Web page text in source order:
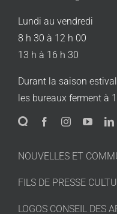
Lundi au vendredi
8 h 30 à 12 h 00
13 h à 16 h 30
Durant la saison
les bureaux ferment à
NOUVELLES ET
FILS DE PRESSE
LOGOS CONSEIL DES